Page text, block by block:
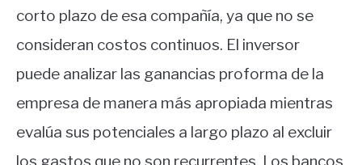
corto plazo de esa compañía, ya que no se
consideran costos continuos. El inversor
puede analizar las ganancias proforma de la
empresa de manera más apropiada mientras
evalúa sus potenciales a largo plazo al excluir